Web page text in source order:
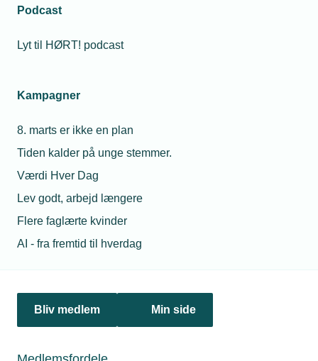
Podcast
Lyt til HØRT! podcast
Kampagner
8. marts er ikke en plan
Tiden kalder på unge stemmer.
Værdi Hver Dag
Lev godt, arbejd længere
Flere faglærte kvinder
AI - fra fremtid til hverdag
Bliv medlem Min side
Politik & analyse
jura@tekniq.dk
tekniq@tekniq.dk